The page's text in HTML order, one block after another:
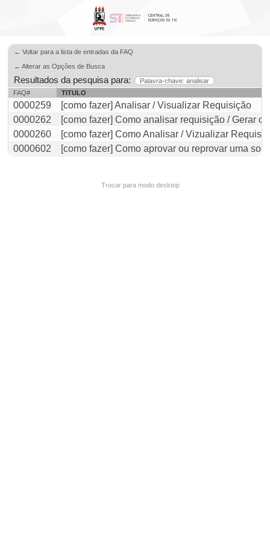
← Voltar para a lista de entradas da FAQ
← Alterar as Opções de Busca
Resultados da pesquisa para:
Palavra-chave: analisar
FAQ#
TITULO
0000259
[como fazer] Analisar / Visualizar Requisição
0000262
[como fazer] Como analisar requisição / Gerar
0000260
[como fazer] Como Analisar / Vizualizar
0000602
[como fazer] Como aprovar ou reprovar uma
Trocar para modo desktop